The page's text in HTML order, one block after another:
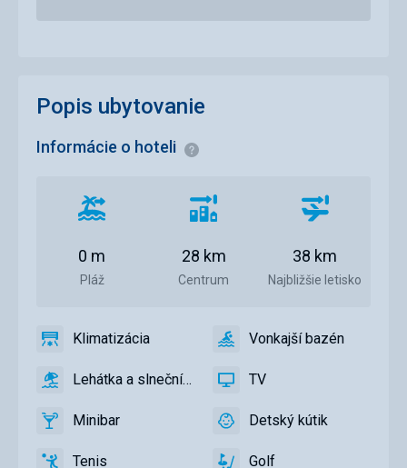
Popis ubytovanie
Informácie o hoteli Informácie
Vzdialenosť
pláže
Pláž
0 m
Vzdialenosť
centra
Centrum
28 km
Vzdialenosť
letiska
Najbližšie letisko
38 km
Klimatizácia
Klimatizácia
áno
VonkajšíVonkajší bazén
áno
Lehátka
slnečníky
bazéne
Lehátka a slnečníky pri bazéne zadarmo
áno TV TV
áno
Minibar,Minibar
áno
Detský
Detské
Detský kútik
áno
Tenis Golf